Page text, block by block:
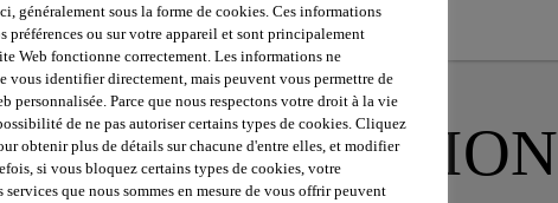
nous
généralement sous la forme de cookies. Ces informations
préférences ou sur votre appareil et sont principalement
Web fonctionne correctement. Les informations ne
vous identifier directement, mais peuvent vous permettre de
personnalisée. Parce que nous respectons votre droit à la vie
de ne pas autoriser certains types de cookies. Cliquez
obtenir plus de détails sur chacune d'entre elles, et modifier
si vous bloquez certains types de cookies, votre
que nous sommes en mesure de vous offrir peuvent